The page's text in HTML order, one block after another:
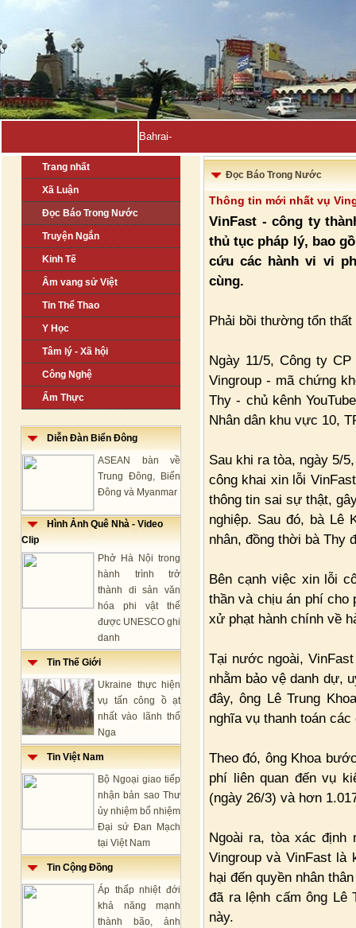
Bahrain, Kuwait tuyên bố đ-
Trang nhất
Xã Luận
Đọc Báo Trong Nước
Truyện Ngắn
Kinh Tế
Âm vang sử Việt
Tin Thể Thao
Y Học
Tâm lý - Xã hội
Công Nghệ
Ẩm Thực
Diễn Đàn Biển Đông
ASEAN bàn về
Trung Đông, Biển
Đông và Myanmar
Hình Ảnh Quê Nhà - Video
Clip
Phở Hà Nội trong
hành trình trở
thành di sản văn
hóa phi vật thể
được UNESCO ghi
danh
Tin Thế Giới
Ukraine thực hiện
vụ tấn công ồ ạt
nhất vào lãnh thổ
Nga
Tin Việt Nam
Bộ Ngoại giao tiếp
nhận bản sao Thư
ủy nhiệm bổ nhiệm
Đại sứ Đan Mạch
tại Việt Nam
Tin Cộng Đồng
Áp thấp nhiệt đới
khả năng mạnh
thành bão, ảnh
Đọc Báo Trong Nước
Thông tin mới nhất vụ
VinFast - công ty
thủ tục pháp lý, bao
cứu các hành vi vi
cùng.
Phải bồi thường tổn thất
Ngày 11/5, Công ty
Vingroup - mã chứng
Thy - chủ kênh
Nhân dân khu vực 10,
Sau khi ra tòa, ngày 5/
công khai xin lỗi
thông tin sai sự thật,
nghiệp. Sau đó, bà Lê
nhân, đồng thời bà Thy
Bên cạnh việc xin lỗi
thần và chịu án phí cho
xử phạt hành chính về
Tại nước ngoài,
nhằm bảo vệ danh dự,
đây, ông Lê Trung
nghĩa vụ thanh toán
Theo đó, ông Khoa
phí liên quan đến vụ
(ngày 26/3) và hơn
Ngoài ra, tòa xác định
Vingroup và VinFast
hại đến quyền nhân
đã ra lệnh cấm ông Lê
này.